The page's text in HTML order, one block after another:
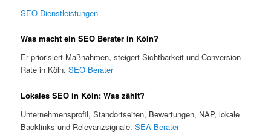
SEO Dienstleistungen
Was macht ein SEO Berater in Köln?
Er priorisiert Maßnahmen, steigert Sichtbarkeit und Conversion-
Rate in Köln.SEO Berater
Lokales SEO in Köln: Was zählt?
Unternehmensprofil, Standortseiten, Bewertungen, NAP, lokale
Backlinks und Relevanzsignale.SEA Berater